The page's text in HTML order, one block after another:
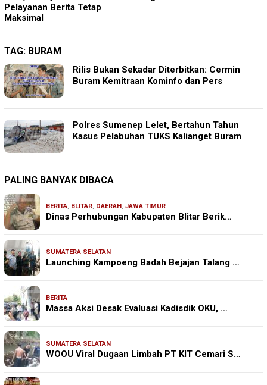
TAG: BURAM
Rilis Bukan Sekadar Diterbitkan: Cermin
Buram Kemitraan Kominfo dan Pers
Polres Sumenep Lelet, Bertahun Tahun
Kasus Pelabuhan TUKS Kalianget Buram
PALING BANYAK DIBACA
BERITA, BLITAR, DAERAH , JAWA TIMUR
Dinas Perhubungan Kabupaten Blitar Berik…
SUMATERA SELATAN
Launching Kampoeng Badah Bejajan Talang …
BERITA
Massa Aksi Desak Evaluasi Kadisdik OKU, …
SUMATERA SELATAN
WOOU Viral Dugaan Limbah PT KIT Cemari S…